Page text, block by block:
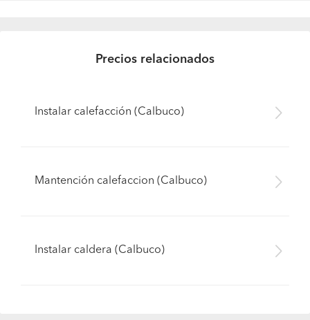
Precios relacionados
Instalar calefacción (Calbuco)
Mantención calefaccion (Calbuco)
Instalar caldera (Calbuco)